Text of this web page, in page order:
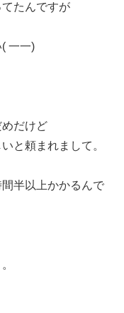
たんですが
一一)
だけど
と頼まれまして。
半以上かかるんで